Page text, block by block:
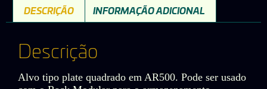
DESCRIÇÃO INFORMAÇÃO ADICIONAL
Descrição
Alvo tipo plate quadrado em AR500. Pode ser usado